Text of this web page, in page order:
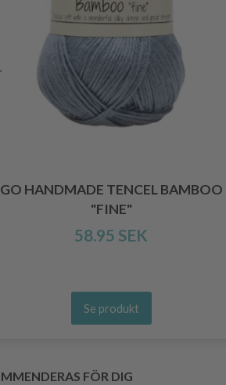
GO HANDMADE TENCEL BAMBOO
"FINE"
58.95 SEK
Se produkt
FÖR DIG